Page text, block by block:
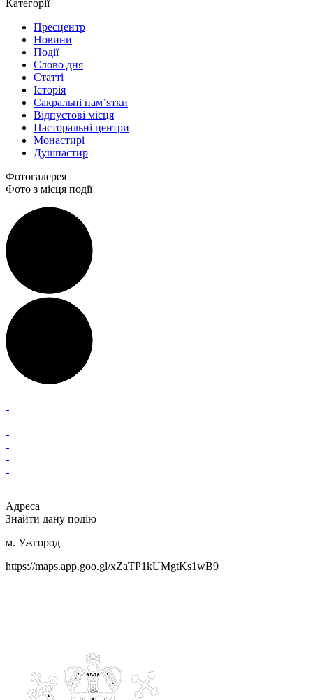
Категорії
Пресцентр
Новини
Події
Слово дня
Статті
Історія
Сакральні пам’ятки
Відпустові місця
Пасторальні центри
Монастирі
Душпастир
Фотогалерея
Фото з місця події
Адреса
Знайти дану подію
м. Ужгород
https://maps.app.goo.gl/xZaTP1kUMgtKs1wB9